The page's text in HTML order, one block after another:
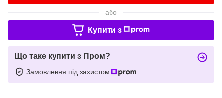
або
Купити з
Що таке купити з Пром?
Замовлення під захистом